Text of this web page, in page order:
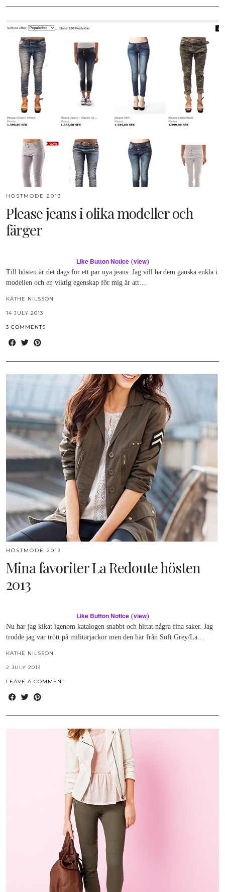
HÖSTMODE 2013
Please jeans i olika modeller och
färger
Like Button Notice(view)
Till hösten är det dags för ett par nya jeans. Jag vill ha dem ganska enkla i
modellen och en viktig egenskap för mig är att…
KÄTHE NILSSON
14 JULY 2013
3 COMMENTS
HÖSTMODE 2013
Mina favoriter La Redoute hösten
2013
Like Button Notice(view)
Nu har jag kikat igenom katalogen snabbt och hittat några fina saker. Jag
trodde jag var trött på militärjackor men den här från Soft Grey/La…
KÄTHE NILSSON
2 JULY 2013
LEAVE A COMMENT